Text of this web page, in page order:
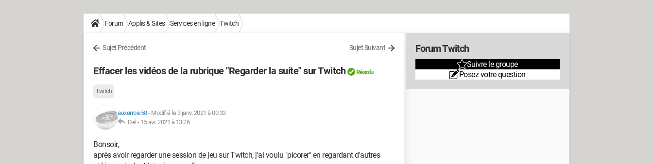
Forum Applis & Sites Services en ligne Twitch
Sujet Précédent Sujet Suivant
Effacer les vidéos de la rubrique "Regarder la suite" sur Twitch Résolu
Twitch
auxerrois58- Modifié le 3 janv. 2021 à 00:33
Del - 15 avr. 2021 à 13:26
Bonsoir,
après avoir regarder une session de jeu sur Twitch, j'ai voulu "picorer" en regardant d'autres
Forum Twitch
Suivre le groupe
Posez votre question